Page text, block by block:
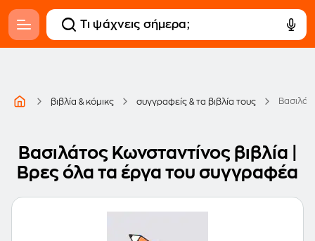
βιβλία & κόμικς συγγραφείς & τα βιβλία τους
Βασιλάτος Κωνσταντίνος βιβλία |
Βρες όλα τα έργα του συγγραφέα